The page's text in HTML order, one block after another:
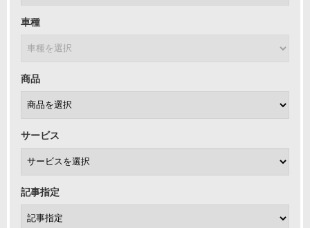
車種
商品
サービス
記事指定